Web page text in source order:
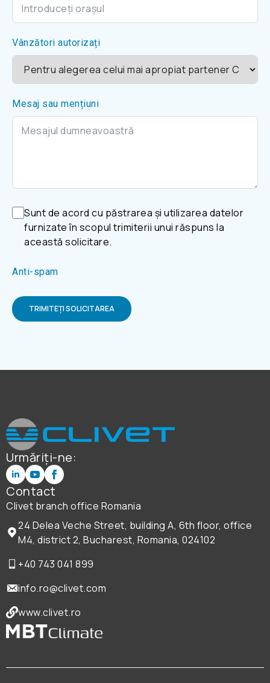
Vânzători autorizați
Mesaj sau mențiuni
Sunt de acord cu păstrarea și utilizarea datelor
furnizate în scopul trimiterii unui răspuns la
această solicitare.
Anti-spam
TRIMITEȚI SOLICITAREA
Urmăriți-ne:
Contact
Clivet branch office Romania
24 Delea Veche Street, building A, 6th floor, office
M4, district 2, Bucharest, Romania, 024102
+40 743 041 899
info.ro@clivet.com
www.clivet.ro